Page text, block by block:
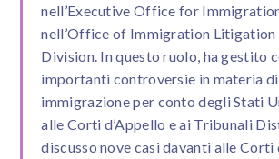
nell’Executive Office for
nell’Office of Immigration Litigation
Division. In questo ruolo, ha gestito
importanti controversie in materia di
immigrazione per conto degli Stati
alle Corti d’Appello e ai Tribunali
discusso nove casi davanti alle Corti